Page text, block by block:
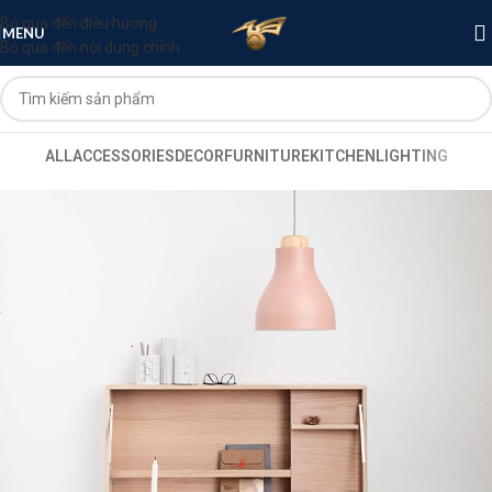
Bỏ qua đến điều hướng
Bỏ qua đến nội dung chính
MENU
ALLACCESSORIESDECORFURNITUREKITCHEN LIGHTING